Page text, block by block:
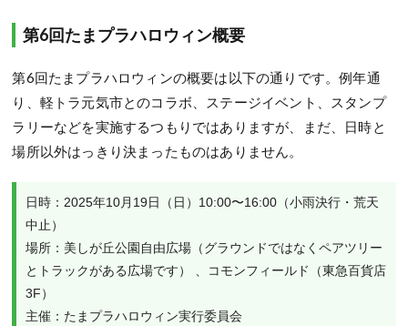
第6回たまプラハロウィン概要
第6回たまプラハロウィンの概要は以下の通りです。例年通
り、軽トラ元気市とのコラボ、ステージイベント、スタンプ
ラリーなどを実施するつもりではありますが、まだ、日時と
場所以外はっきり決まったものはありません。
日時：2025年10月19日（日）10:00〜16:00（小雨決行・荒天
中止）
場所：美しが丘公園自由広場（グラウンドではなくペアツリー
とトラックがある広場です） 、コモンフィールド（東急百貨店
3F）
主催：たまプラハロウィン実行委員会